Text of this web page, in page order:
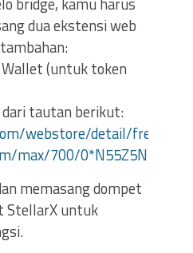
dua ekstensi web
(untuk token
tautan berikut:
webstore/detail/
max/700/
memasang dompet
StellarX untuk